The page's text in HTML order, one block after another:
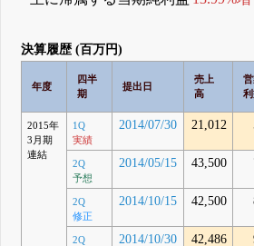
決算履歴 (百万円)
年度
四半
期
提出日
売上
高
2015年
3月期
連結
1Q
実績
2014/07/30 21,012
2Q
予想
2014/05/15 43,500
2Q
修正
2014/10/15 42,500
2Q
2014/10/30 42,486